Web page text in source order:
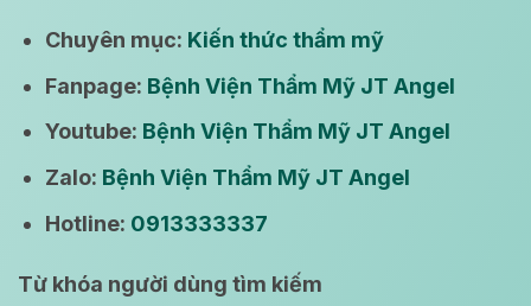
Chuyên mục: Kiến thức thẩm mỹ
Fanpage: Bệnh Viện Thẩm Mỹ JT Angel
Youtube: Bệnh Viện Thẩm Mỹ JT Angel
Zalo: Bệnh Viện Thẩm Mỹ JT Angel
Hotline: 0913333337
Từ khóa người dùng tìm kiếm